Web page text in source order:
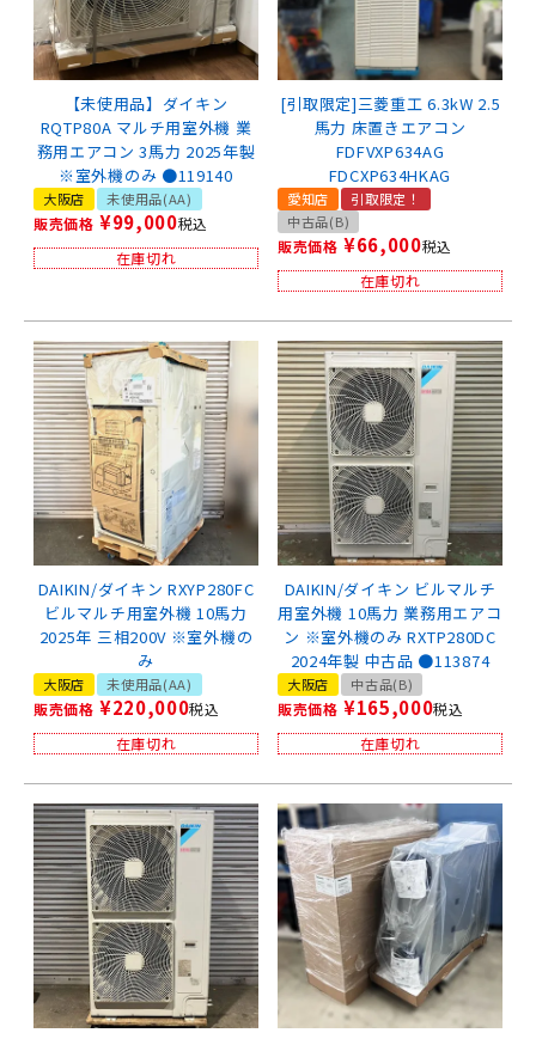
【未使用品】ダイキン
RQTP80A マルチ用室外機 業
務用エアコン 3馬力 2025年製
※室外機のみ ●119140
大阪店 未使用品(AA)
販売価格 ¥99,000税込
在庫切れ
[引取限定]三菱重工 6.3kW 2.5
馬力 床置きエアコン
FDFVXP634AG
FDCXP634HKAG
愛知店
引取限定！
中古品(B)
販売価格 ¥66,000税込
在庫切れ
DAIKIN/ダイキン RXYP280FC
ビルマルチ用室外機 10馬力
2025年 三相200V ※室外機の
み
大阪店 未使用品(AA)
販売価格 ¥220,000税込
在庫切れ
DAIKIN/ダイキン ビルマルチ
用室外機 10馬力 業務用エアコ
ン ※室外機のみ RXTP280DC
2024年製 中古品 ●113874
大阪店 中古品(B)
販売価格 ¥165,000税込
在庫切れ